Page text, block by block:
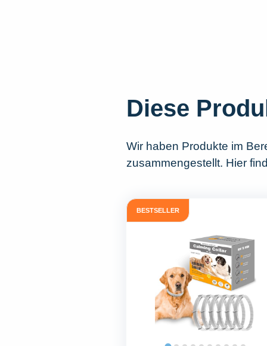
Diese
Wir haben Produkte im
zusammengestellt. Hier
BESTSELLER